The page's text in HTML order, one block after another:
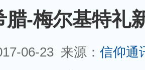
腊-梅尔基特礼
06-23 来源： 信仰通